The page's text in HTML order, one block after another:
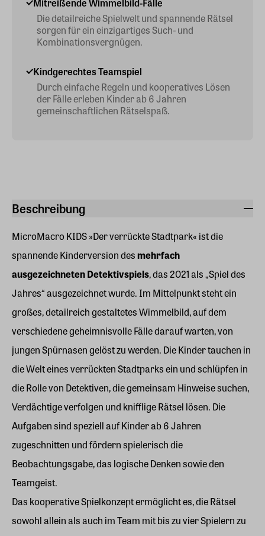
Beschreibung
MicroMacro KIDS »Der verrückte Stadtpark« ist die
spannende Kinderversion desmehrfach
ausgezeichneten Detektivspiels, das 2021 als „Spiel des
Jahres“ ausgezeichnet wurde. Im Mittelpunkt steht ein
großes, detailreich gestaltetes Wimmelbild, auf dem
verschiedene geheimnisvolle Fälle darauf warten, von
jungen Spürnasen gelöst zu werden. Die Kinder tauchen in
die Welt eines verrückten Stadtparks ein und schlüpfen in
die Rolle von Detektiven, die gemeinsam Hinweise suchen,
Verdächtige verfolgen und knifflige Rätsel lösen. Die
Aufgaben sind speziell auf Kinder ab 6 Jahren
zugeschnitten und fördern spielerisch die
Beobachtungsgabe, das logische Denken sowie den
Teamgeist.
Das kooperative Spielkonzept ermöglicht es, die Rätsel
sowohl allein als auch im Team mit bis zu vier Spielern zu
Mitreißende Wimmelbild-Fälle
Die detailreiche Spielwelt und spannende Rätsel
sorgen für ein einzigartiges Such- und
Kombinationsvergnügen.
Kindgerechtes Teamspiel
Durch einfache Regeln und kooperatives Lösen
der Fälle erleben Kinder ab 6 Jahren
gemeinschaftlichen Rätselspaß.